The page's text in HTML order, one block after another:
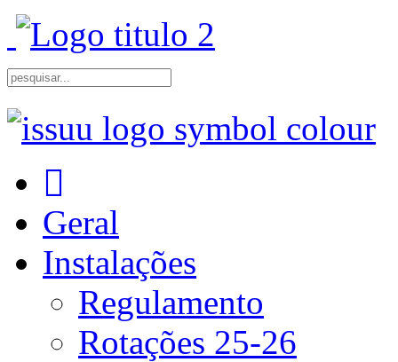
Geral
Instalações
Regulamento
Rotações 25-26